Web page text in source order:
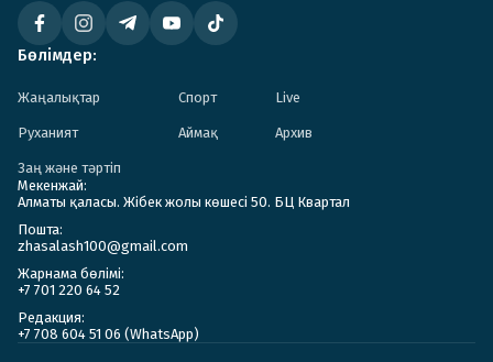
Бөлімдер:
Жаңалықтар Спорт Live
Руханият Аймақ Архив
Заң және тәртіп
Мекенжай:
Алматы қаласы. Жібек жолы көшесі 50. БЦ Квартал
Пошта:
zhasalash100@gmail.com
Жарнама бөлімі:
+7 701 220 64 52
Редакция:
+7 708 604 51 06 (WhatsApp)